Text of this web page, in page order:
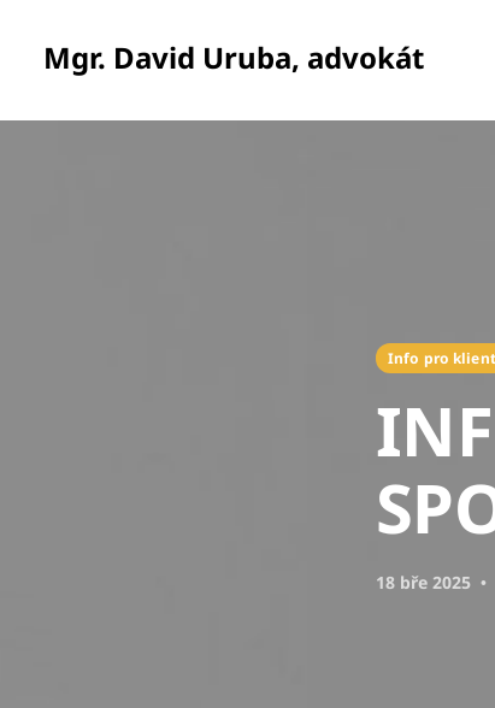
Mgr. David Uruba, advokát
Info pro
18 bře 2025